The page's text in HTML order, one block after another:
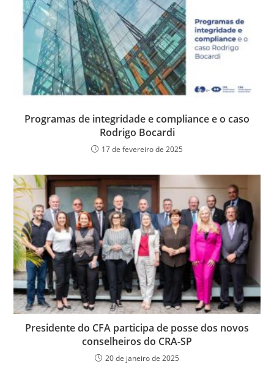
Programas de integridade e compliance e o caso
Rodrigo Bocardi
17 de fevereiro de 2025
Presidente do CFA participa de posse dos novos
conselheiros do CRA-SP
20 de janeiro de 2025